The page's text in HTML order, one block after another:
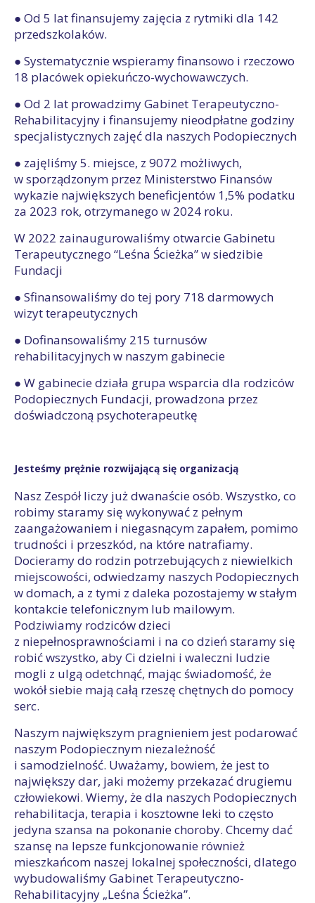
● Od 5 lat finansujemy zajęcia z rytmiki dla 142
przedszkolaków.
● Systematycznie wspieramy finansowo i rzeczowo
18 placówek opiekuńczo-wychowawczych.
● Od 2 lat prowadzimy Gabinet Terapeutyczno-
Rehabilitacyjny i finansujemy nieodpłatne godziny
specjalistycznych zajęć dla naszych Podopiecznych
● zajęliśmy 5. miejsce, z 9072 możliwych,
w sporządzonym przez Ministerstwo Finansów
wykazie największych beneficjentów 1,5% podatku
za 2023 rok, otrzymanego w 2024 roku.
W 2022 zainaugurowaliśmy otwarcie Gabinetu
Terapeutycznego “Leśna Ścieżka” w siedzibie
Fundacji
● Sfinansowaliśmy do tej pory 718 darmowych
wizyt terapeutycznych
● Dofinansowaliśmy 215 turnusów
rehabilitacyjnych w naszym gabinecie
● W gabinecie działa grupa wsparcia dla rodziców
Podopiecznych Fundacji, prowadzona przez
doświadczoną psychoterapeutkę
Jesteśmy prężnie rozwijającą się organizacją
Nasz Zespół liczy już dwanaście osób. Wszystko, co
robimy staramy się wykonywać z pełnym
zaangażowaniem i niegasnącym zapałem, pomimo
trudności i przeszkód, na które natrafiamy.
Docieramy do rodzin potrzebujących z niewielkich
miejscowości, odwiedzamy naszych Podopiecznych
w domach, a z tymi z daleka pozostajemy w stałym
kontakcie telefonicznym lub mailowym.
Podziwiamy rodziców dzieci
z niepełnosprawnościami i na co dzień staramy się
robić wszystko, aby Ci dzielni i waleczni ludzie
mogli z ulgą odetchnąć, mając świadomość, że
wokół siebie mają całą rzeszę chętnych do pomocy
serc.
Naszym największym pragnieniem jest podarować
naszym Podopiecznym niezależność
i samodzielność. Uważamy, bowiem, że jest to
największy dar, jaki możemy przekazać drugiemu
człowiekowi. Wiemy, że dla naszych Podopiecznych
rehabilitacja, terapia i kosztowne leki to często
jedyna szansa na pokonanie choroby. Chcemy dać
szansę na lepsze funkcjonowanie również
mieszkańcom naszej lokalnej społeczności, dlatego
wybudowaliśmy Gabinet Terapeutyczno-
Rehabilitacyjny „Leśna Ścieżka”.